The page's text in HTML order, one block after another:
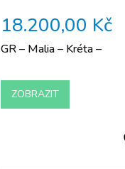
18.200,00 Kč
GR – Malia – Kréta –
ZOBRAZIT